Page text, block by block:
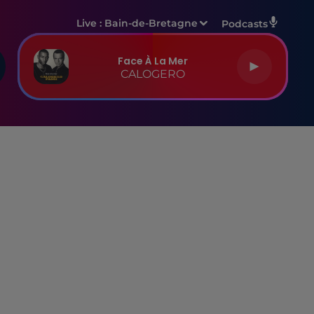
Live : Bain-de-Bretagne Podcasts
Face À La Mer
CALOGERO